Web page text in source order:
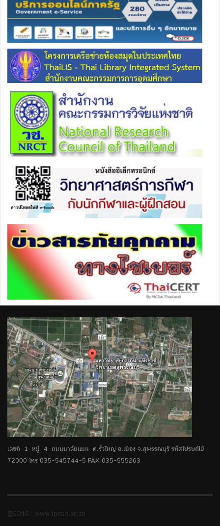
เลขที่ 1 หมู่ 4 ถนนมาลัยแมน ต.รั้วใหญ่ อ.เมือง จ.สุพรรณบุรี รหัสไปรษณีย์
72000 โทร 035-545744-5 FAX 035-555263
@2016 : www.ipesp.ac.th